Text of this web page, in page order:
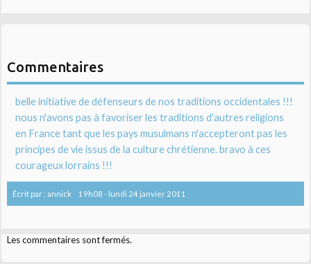
Commentaires
belle initiative de défenseurs de nos traditions occidentales !!!
nous n'avons pas à favoriser les traditions d'autres religions
en France tant que les pays musulmans n'accepteront pas les
principes de vie issus de la culture chrétienne. bravo à ces
courageux lorrains !!!
Écrit par :annick 19h08 - lundi 24 janvier 2011
Les commentaires sont fermés.